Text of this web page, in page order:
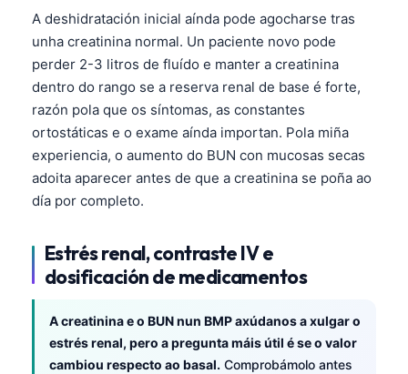
A deshidratación inicial aínda pode agocharse tras
unha creatinina normal. Un paciente novo pode
perder 2-3 litros de fluído e manter a creatinina
dentro do rango se a reserva renal de base é forte,
razón pola que os síntomas, as constantes
ortostáticas e o exame aínda importan. Pola miña
experiencia, o aumento do BUN con mucosas secas
adoita aparecer antes de que a creatinina se poña ao
día por completo.
Estrés renal, contraste IV e
dosificación de medicamentos
A creatinina e o BUN nun BMP axúdanos a xulgar o
estrés renal, pero a pregunta máis útil é se o valor
cambiou respecto ao basal. Comprobámolo antes